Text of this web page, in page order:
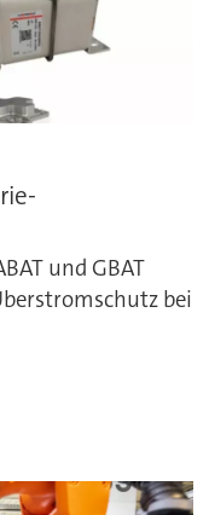
und GBAT
bei